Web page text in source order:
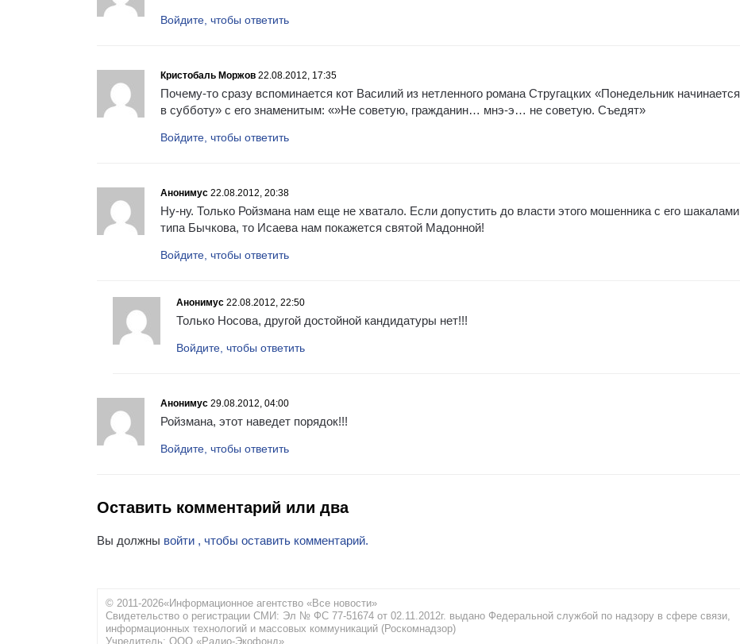
Войдите, чтобы ответить
Кристобаль Моржов 22.08.2012, 17:35
Почему-то сразу вспоминается кот Василий из нетленного романа Стругацких «Понедельник начинается
в субботу» с его знаменитым: «»Не советую, гражданин… мнэ-э… не советую. Съедят»
Войдите, чтобы ответить
Анонимус 22.08.2012, 20:38
Ну-ну. Только Ройзмана нам еще не хватало. Если допустить до власти этого мошенника с его шакалами
типа Бычкова, то Исаева нам покажется святой Мадонной!
Войдите, чтобы ответить
Анонимус 22.08.2012, 22:50
Только Носова, другой достойной кандидатуры нет!!!
Войдите, чтобы ответить
Анонимус 29.08.2012, 04:00
Ройзмана, этот наведет порядок!!!
Войдите, чтобы ответить
Оставить комментарий или два
Вы должны войти , чтобы оставить комментарий.
© 2011-2026«Информационное агентство «Все новости»
Свидетельство о регистрации СМИ: Эл № ФС 77-51674 от 02.11.2012г. выдано Федеральной службой по надзору в сфере связи,
информационных технологий и массовых коммуникаций (Роскомнадзор)
Учредитель: ООО «Радио-Экофонд»